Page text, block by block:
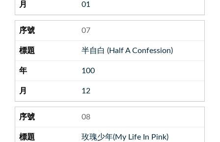
01
07
半自白 (Half A Confession)
100
12
08
玫瑰少年(My Life In Pink)